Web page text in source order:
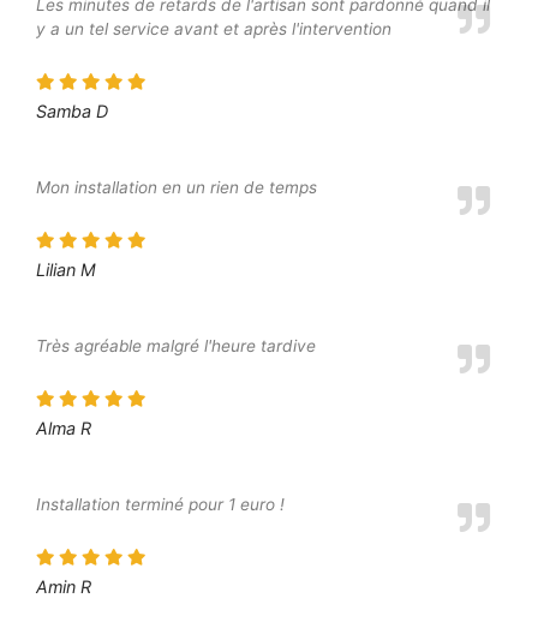
Les minutes de retards de l'artisan sont pardonné quand il
y a un tel service avant et après l'intervention
Samba D
Mon installation en un rien de temps
Lilian M
Très agréable malgré l'heure tardive
Alma R
Installation terminé pour 1 euro !
Amin R